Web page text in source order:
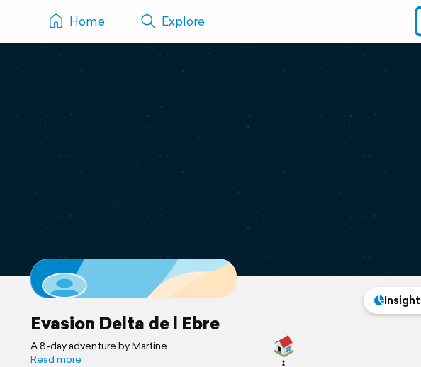
Home Explore
Evasion Delta de l Ebre
A 8-day adventure by Martine
Read more